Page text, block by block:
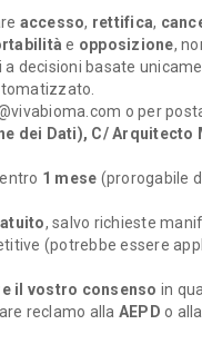
accesso, rettifica,
e opposizione,
decisioni basate
o per
dei Dati), C/ Arquitecto
1 mese (prorogabile
, salvo richieste
(potrebbe essere
il vostro consenso in
reclamo alla AEPD o